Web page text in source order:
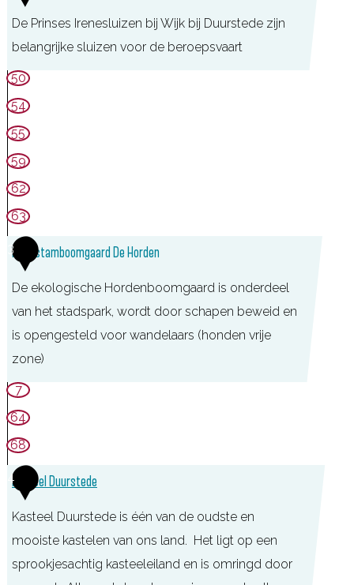
s
h
a
v
e
n
i
j
k
i
j
D
u
u
r
s
e
De Prinses Irenesluizen bij Wijk bij Duurstede zijn
belangrijke sluizen voor de beroepsvaart
50
54
55
59
62
63
3Hoogstamboomgaard De Horden
De ekologische Hordenboomgaard is onderdeel
van het stadspark, wordt door schapen beweid en
is opengesteld voor wandelaars (honden vrije
zone)
7
64
68
4Kasteel Duurstede
Kasteel Duurstede is één van de oudste en
mooiste kastelen van ons land. Het ligt op een
sprookjesachtig kasteeleiland en is omringd door